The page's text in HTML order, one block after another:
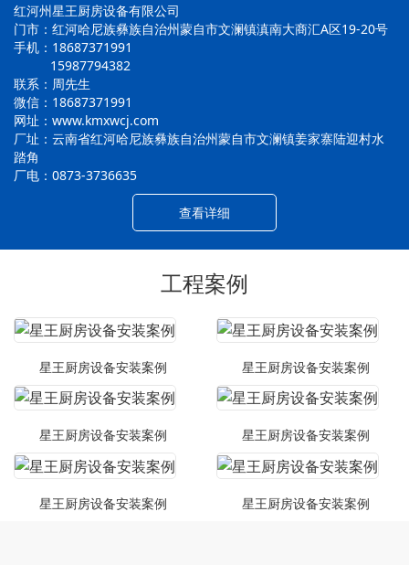
红河州星王厨房设备有限公司
门市：红河哈尼族彝族自治州蒙自市文澜镇滇南大商汇A区19-20号
手机：18687371991
15987794382
联系：周先生
微信：18687371991
网址：www.kmxwcj.com
厂址：云南省红河哈尼族彝族自治州蒙自市文澜镇姜家寨陆迎村水
踏角
厂电：0873-3736635
查看详细
工程案例
星王厨房设备安装案例 星王厨房设备安装案例
星王厨房设备安装案例 星王厨房设备安装案例
星王厨房设备安装案例 星王厨房设备安装案例